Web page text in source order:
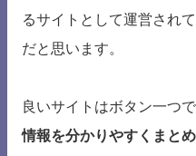
るサイトとして運営され
だと思います。
良いサイトはボタン一つ
情報を分かりやすくまと